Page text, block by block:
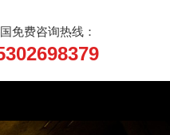
免费咨询热线：